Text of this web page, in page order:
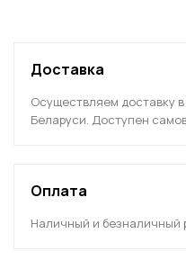
Доставка
Осуществляем доставку
Беларуси. Доступен
Оплата
Наличный и безналичный